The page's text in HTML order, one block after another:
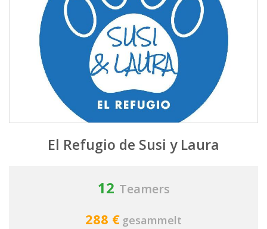
El Refugio de Susi y Laura
12 Teamers
288 € gesammelt